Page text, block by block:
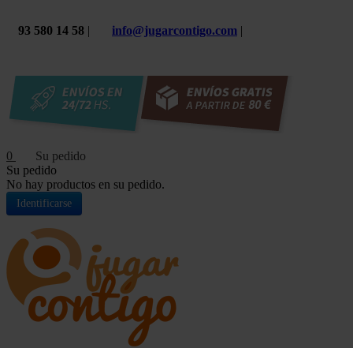
93 580 14 58 | info@jugarcontigo.com |
0
Su pedido
No hay productos en su pedido.
Identificarse